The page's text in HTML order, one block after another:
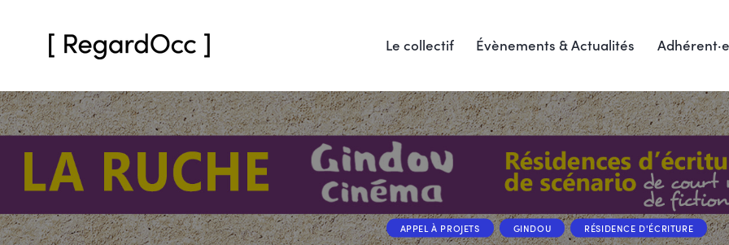
Le collectif Évènements & Actualités
APPEL À PROJETS GINDOU RÉSIDENCE D'ÉCRITURE